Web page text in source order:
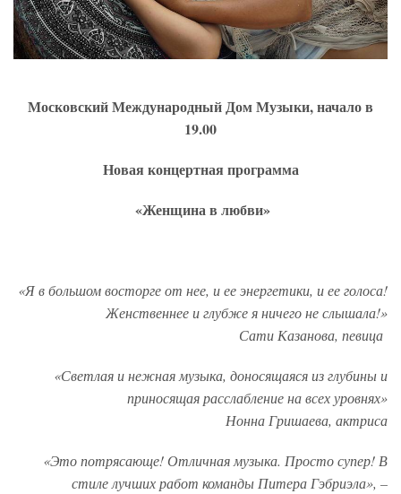
Московский Международный Дом Музыки, начало в
19.00
Новая концертная программа
«Женщина в любви»
«Я в большом восторге от нее, и ее энергетики, и ее голоса!
Женственнее и глубже я ничего не слышала!»
Сати Казанова, певица
«Светлая и нежная музыка, доносящаяся из глубины и
приносящая расслабление на всех уровнях»
Нонна Гришаева, актриса
«Это потрясающе! Отличная музыка. Просто супер! В
стиле лучших работ команды Питера Гэбриэла», –